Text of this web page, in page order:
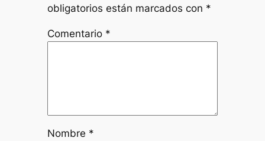
obligatorios están marcados con *
Comentario *
Nombre *